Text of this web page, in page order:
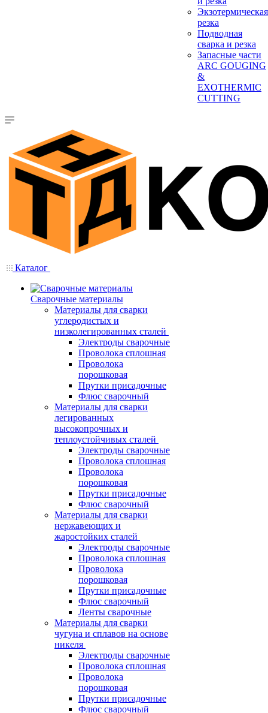
Экзотермическая
резка
Подводная
сварка и резка
Запасные части
ARC GOUGING
&
EXOTHERMIC
CUTTING
Каталог
Сварочные материалы
Материалы для сварки
углеродистых и
низколегированных сталей
Электроды сварочные
Проволока сплошная
Проволока
порошковая
Прутки присадочные
Флюс сварочный
Материалы для сварки
легированных
высокопрочных и
теплоустойчивых сталей
Электроды сварочные
Проволока сплошная
Проволока
порошковая
Прутки присадочные
Флюс сварочный
Материалы для сварки
нержавеющих и
жаростойких сталей
Электроды сварочные
Проволока сплошная
Проволока
порошковая
Прутки присадочные
Флюс сварочный
Ленты сварочные
Материалы для сварки
чугуна и сплавов на основе
никеля
Электроды сварочные
Проволока сплошная
Проволока
порошковая
Прутки присадочные
Флюс сварочный